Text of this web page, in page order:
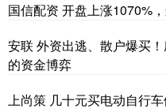
国信配资 开盘上涨1070%
安联 外资出逃、散户爆买
的资金博弈
上尚策 几十元买电动自行